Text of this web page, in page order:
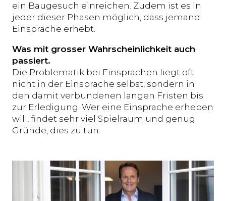
ein Baugesuch einreichen. Zudem ist es in
jeder dieser Phasen möglich, dass jemand
Einsprache erhebt.
Was mit grosser Wahrscheinlichkeit auch
passiert.
Die Problematik bei Einsprachen liegt oft
nicht in der Einsprache selbst, sondern in
den damit verbundenen langen Fristen bis
zur Erledigung. Wer eine Einsprache erheben
will, findet sehr viel Spielraum und genug
Gründe, dies zu tun.